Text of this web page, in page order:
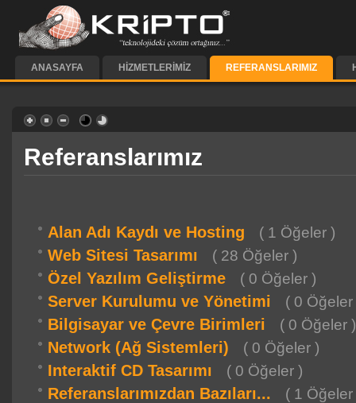
ANASAYFA HIZMETLERIMIZ REFERANSLARIMIZ
Referanslarımız
Alan Adı Kaydı ve Hosting ( 1 Öğeler )
Web Sitesi Tasarımı ( 28 Öğeler )
Özel Yazılım Geliştirme ( 0 Öğeler )
Server Kurulumu ve Yönetimi ( 0 Öğeler
Bilgisayar ve Çevre Birimleri ( 0 Öğeler )
Network (Ağ Sistemleri) ( 0 Öğeler )
Interaktif CD Tasarımı ( 0 Öğeler )
Referanslarımızdan Bazıları... ( 1 Öğeler